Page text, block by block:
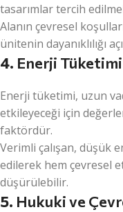
tasarımlar tercih
Alanın çevresel
ünitenin dayanıklılığı
4. Enerji Tüketimi
Enerji tüketimi, uzun
etkileyeceği için
faktördür.
Verimli çalışan, düşük
edilerek hem çevresel
düşürülebilir.
5. Hukuki ve